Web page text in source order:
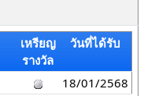
เหรียญ
รางวัล
วันที่ได้รับ
18/01/2568